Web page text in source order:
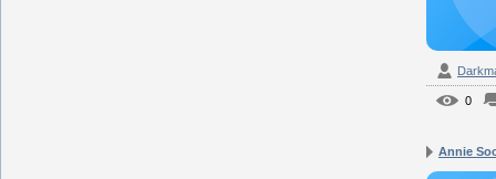
0
Annie